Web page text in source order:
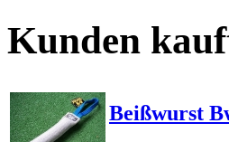
Kunden
Beißwurst